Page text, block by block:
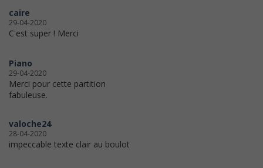
caire
29-04-2020
C'est super ! Merci
Piano
29-04-2020
Merci pour cette partition
fabuleuse.
valoche24
28-04-2020
impeccable texte clair au boulot